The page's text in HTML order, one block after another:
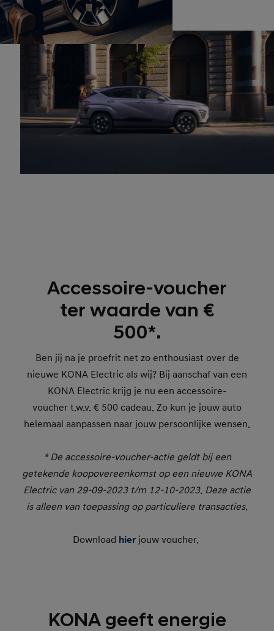
Accessoire-voucher
ter waarde van €
500*.
Ben jij na je proefrit net zo enthousiast over de
nieuwe KONA Electric als wij? Bij aanschaf van een
KONA Electric krijg je nu een accessoire-
voucher t.w.v. € 500 cadeau. Zo kun je jouw auto
helemaal aanpassen naar jouw persoonlijke wensen.
* De accessoire-voucher-actie geldt bij een
getekende koopovereenkomst op een nieuwe KONA
Electric van 29-09-2023 t/m 12-10-2023. Deze actie
is alleen van toepassing op particuliere transacties.
Download hier jouw voucher.
KONA geeft energie